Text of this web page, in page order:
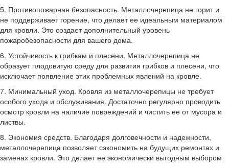
5. Противопожарная безопасность. Металлочерепица не горит и
не поддерживает горение, что делает ее идеальным материалом
для кровли. Это создает дополнительный уровень
пожаробезопасности для вашего дома.
6. Устойчивость к грибкам и плесени. Металлочерепица не
образует плодовитую среду для развития грибков и плесени, что
исключает появление этих проблемных явлений на кровле.
7. Минимальный уход. Кровля из металлочерепицы не требует
особого ухода и обслуживания. Достаточно регулярно проводить
осмотр кровли на наличие повреждений и чистить ее от мусора и
листвы.
8. Экономия средств. Благодаря долговечности и надежности,
металлочерепица позволяет сэкономить на будущих ремонтах и
заменах кровли. Это делает ее экономически выгодным выбором